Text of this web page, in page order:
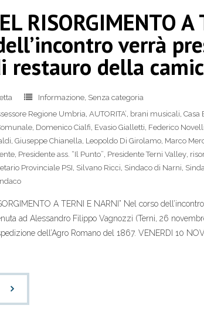
RISORGIMENTO A
verrà
restauro della
Informazione, Senza categoria
Regione Umbria, AUTORITA’, brani musicali, Casa
, Domenico Cialfi, Evasio Gialletti, Federico Novelli
, Giuseppe Chianella, Leopoldo Di Girolamo, Marco
, Presidente ass. “Il Punto”, Presidente Terni Valley,
Provinciale PSI, Silvano Ricci, Sindaco di Narni,
A TERNI E NARNI” Nel corso
ad Alessandro Filippo Vagnozzi (Terni, 26
dell’Agro Romano del 1867. VENERDI 10